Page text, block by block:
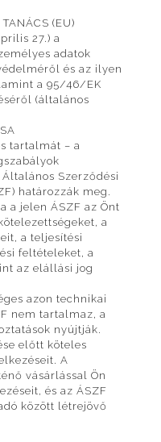
(EU)
27.) a
adatok
és az ilyen
a 95/46/EK
(általános
tartalmát – a
Szerződési
határozzák meg.
a jelen ÁSZF az Önt
a
a teljesítési
feltételeket, a
az elállási jog
azon technikai
nem tartalmaz, a
nyújtják.
előtt köteles
A
vásárlással Ön
és az ÁSZF
között létrejövő